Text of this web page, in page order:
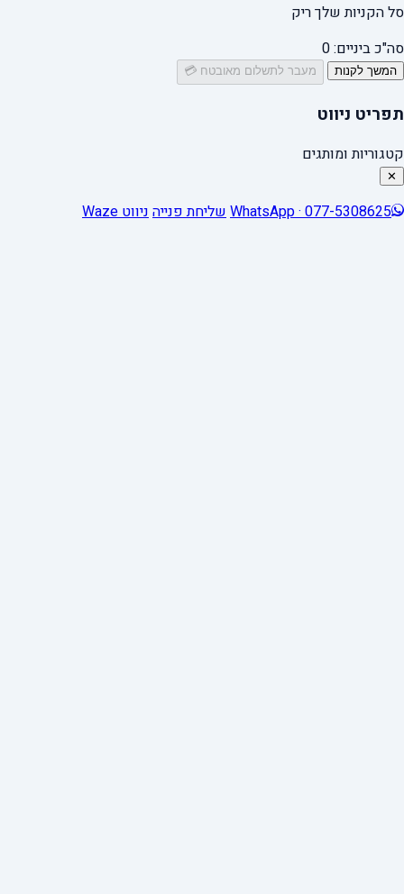
סל הקניות שלך ריק
סה"כ ביניים:0
המשך לקנות מעבר לתשלום מאובטח 💳
תפריט ניווט
קטגוריות ומותגים
✕
WhatsApp · 077-5308625שליחת פנייהניווט Waze